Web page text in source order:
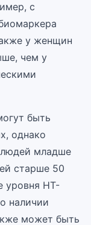
с
у женщин
чем у
быть
однако
младше
старше 50
уровня НТ-
наличии
может быть